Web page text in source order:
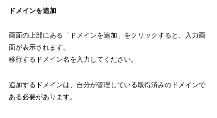
ドメインを追加
画面の上部にある「ドメインを追加」をクリックすると、入力画
面が表示されます。
移行するドメイン名を入力してください。
追加するドメインは、自分が管理している取得済みのドメインで
ある必要があります。